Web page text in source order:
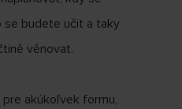
se budete učit a taky
věnovat.
akúkoľvek formu,